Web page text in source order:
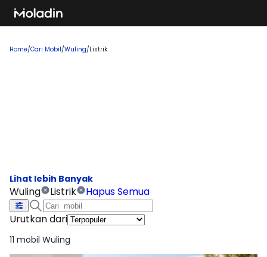
Home/Cari Mobil/Wuling/Listrik
Wuling Listrik
Hapus Semua
Urutkan dari
11 mobil Wuling